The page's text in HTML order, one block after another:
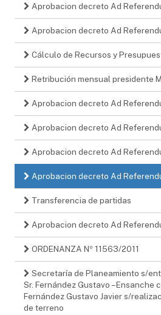
Aprobacion decreto Ad
Aprobacion decreto Ad
Cálculo de Recursos y
Retribución mensual presidente
Aprobacion decreto Ad
Aprobacion decreto Ad
Aprobacion decreto Ad
Aprobacion decreto Ad
Transferencia de partidas
Aprobacion decreto Ad
ORDENANZA Nº 11563/2011
Secretaría de Planeamiento s/
Sr. Fernández Gustavo – Ensanche
Fernández Gustavo Javier s/
de terreno